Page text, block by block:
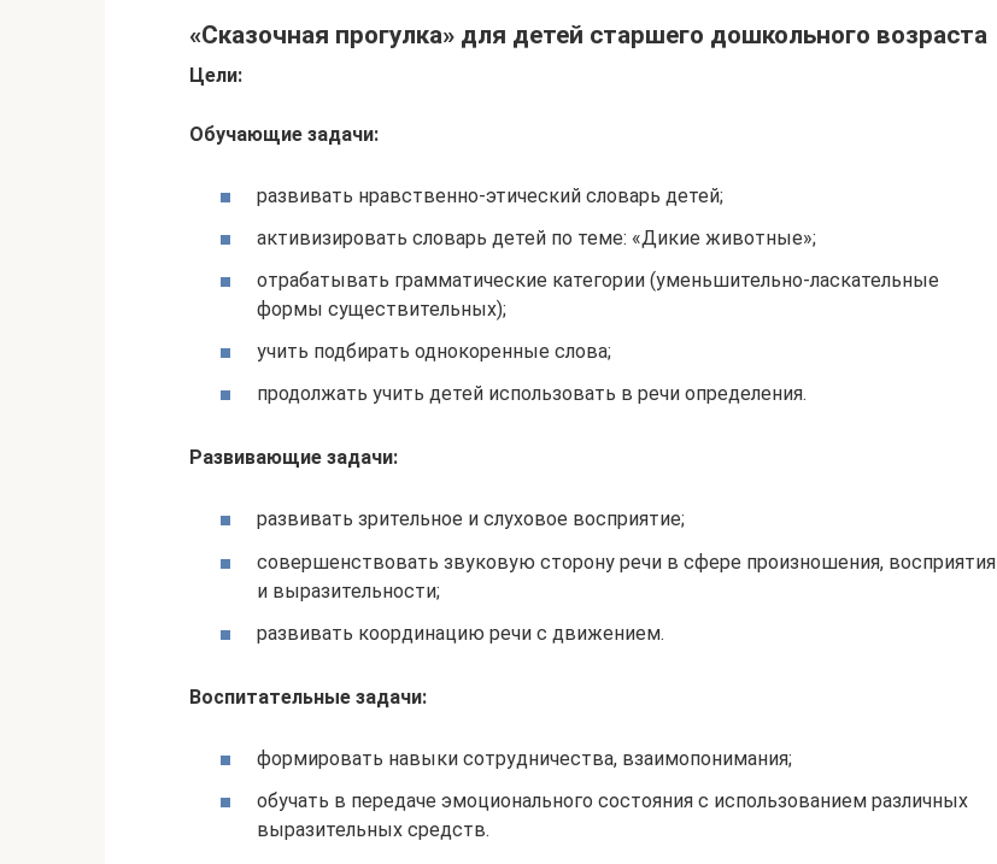
«Сказочная прогулка» для детей старшего дошкольного возраста
Цели:
Обучающие задачи:
развивать нравственно-этический словарь детей;
активизировать словарь детей по теме: «Дикие животные»;
отрабатывать грамматические категории (уменьшительно-ласкательные
формы существительных);
учить подбирать однокоренные слова;
продолжать учить детей использовать в речи определения.
Развивающие задачи:
развивать зрительное и слуховое восприятие;
совершенствовать звуковую сторону речи в сфере произношения, восприятия
и выразительности;
развивать координацию речи с движением.
Воспитательные задачи:
формировать навыки сотрудничества, взаимопонимания;
обучать в передаче эмоционального состояния с использованием различных
выразительных средств.